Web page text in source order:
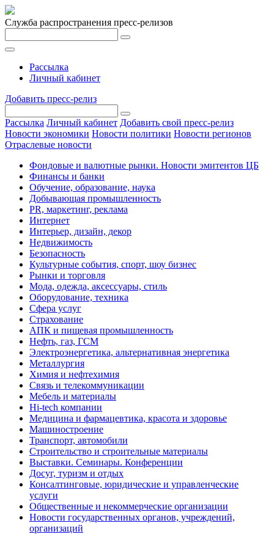
Служба распространения пресс-релизов
Рассылка
Личный кабинет
Добавить пресс-релиз
Рассылка Личный кабинет Добавить свой пресс-релиз
Новости экономики Новости политики Новости регионов
Отраслевые новости
Фондовые и валютные рынки. Новости эмитентов ЦБ
Финансы и банки
Обучение, образование, наука
Добывающая промышленность
PR, маркетинг, реклама
Интернет
Интерьер, дизайн, декор
Недвижимость
Безопасность
Культурные события, спорт, шоу бизнес
Рынки и торговля
Мода, одежда, аксессуары, стиль
Оборудование, техника
Сфера услуг
Страхование
АПК и пищевая промышленность
Нефть, газ, ГСМ
Электроэнергетика, альтернативная энергетика
Металлургия
Химия и нефтехимия
Связь и телекоммуникации
Мебель и материалы
Hi-tech компании
Медицина и фармацевтика, красота и здоровье
Машиностроение
Транспорт, автомобили
Строительство и строительные материалы
Выставки. Семинары. Конференции
Досуг, туризм и отдых
Консалтинговые, юридические и управленческие
услуги
Общественные и некоммерческие организации
Новости государственных органов, учреждений,
организаций